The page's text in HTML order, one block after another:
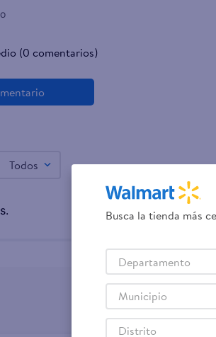
(0 comentarios)
Todos
Busca la tienda más
Departamento
Municipio
Distrito